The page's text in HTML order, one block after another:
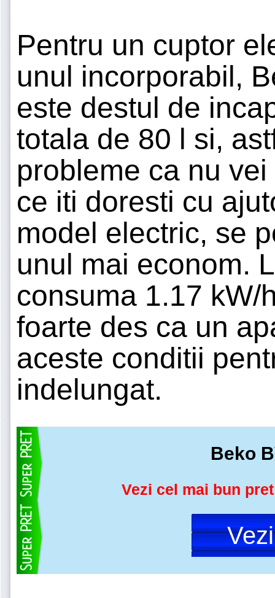
Pentru un cuptor
unul incorporabil,
este destul de
totala de 80 l si,
probleme ca nu
ce iti doresti cu
model electric, se
unul mai econom.
consuma 1.17 kW/
foarte des ca un
aceste conditii
indelungat.
Beko
Vezi cel mai bun